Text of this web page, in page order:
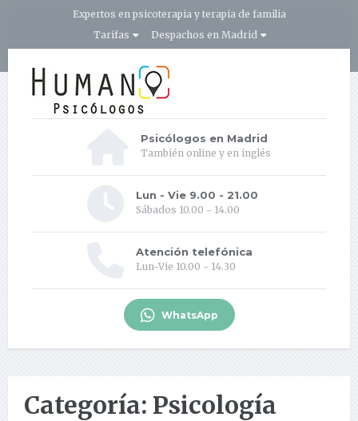
Expertos en psicoterapia y terapia de familia
Tarifas
Despachos en Madrid
Psicólogos en Madrid
También online y en inglés
Lun - Vie 9.00 - 21.00
Sábados 10.00 - 14.00
Atención telefónica
Lun-Vie 10.00 - 14.30
WhatsApp
Categoría: Psicología